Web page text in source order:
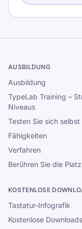
AUSBILDUNG
Ausbildung
TypeLab Training –
Niveaus
Testen Sie sich selbst
Fähigkeiten
Verfahren
Berühren Sie die
KOSTENLOSE
Tastatur-Infografik
Kostenlose Downloads